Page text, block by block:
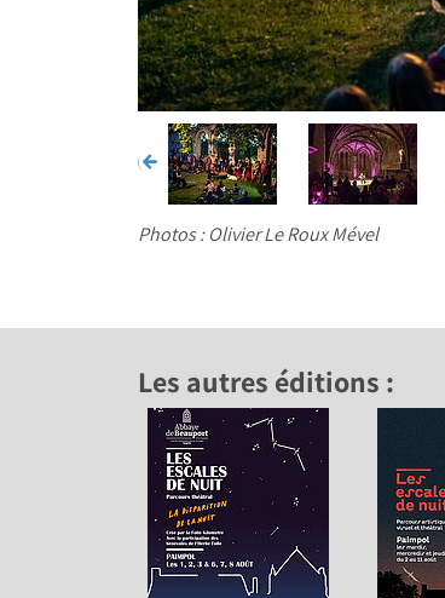
Photos : Olivier Le Roux Mével
Les autres éditions :